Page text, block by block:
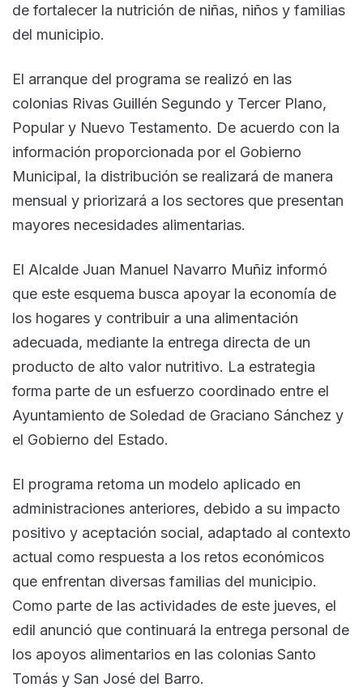
de fortalecer la nutrición de niñas, niños y familias
del municipio.
El arranque del programa se realizó en las
colonias Rivas Guillén Segundo y Tercer Plano,
Popular y Nuevo Testamento. De acuerdo con la
información proporcionada por el Gobierno
Municipal, la distribución se realizará de manera
mensual y priorizará a los sectores que presentan
mayores necesidades alimentarias.
El Alcalde Juan Manuel Navarro Muñiz informó
que este esquema busca apoyar la economía de
los hogares y contribuir a una alimentación
adecuada, mediante la entrega directa de un
producto de alto valor nutritivo. La estrategia
forma parte de un esfuerzo coordinado entre el
Ayuntamiento de Soledad de Graciano Sánchez y
el Gobierno del Estado.
El programa retoma un modelo aplicado en
administraciones anteriores, debido a su impacto
positivo y aceptación social, adaptado al contexto
actual como respuesta a los retos económicos
que enfrentan diversas familias del municipio.
Como parte de las actividades de este jueves, el
edil anunció que continuará la entrega personal de
los apoyos alimentarios en las colonias Santo
Tomás y San José del Barro.